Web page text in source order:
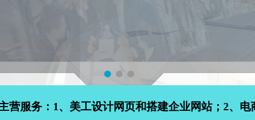
服务：1、美工设计网页和搭建企业网站；2、电